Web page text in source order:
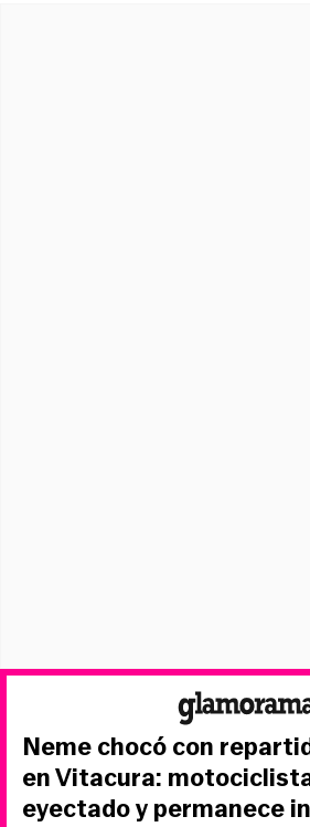
Neme chocó con
en Vitacura:
eyectado y permanece